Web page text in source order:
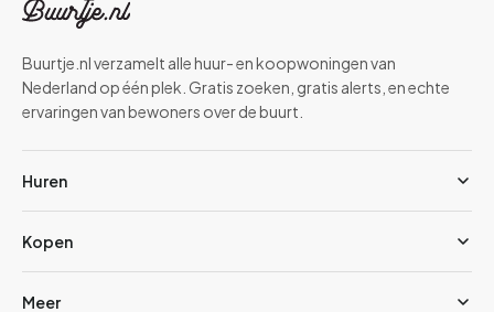
Buurtje.nl verzamelt alle huur- en koopwoningen van
Nederland op één plek. Gratis zoeken, gratis alerts, en echte
ervaringen van bewoners over de buurt.
Huren
Kopen
Meer